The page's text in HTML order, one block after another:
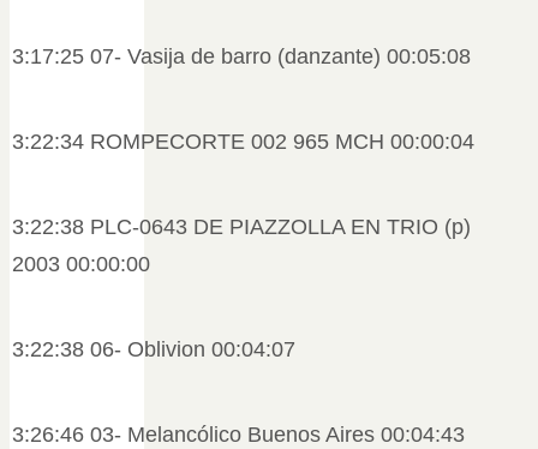
3:17:25 07- Vasija de barro (danzante) 00:05:08
3:22:34 ROMPECORTE 002 965 MCH 00:00:04
3:22:38 PLC-0643 DE PIAZZOLLA EN TRIO (p)
2003 00:00:00
3:22:38 06- Oblivion 00:04:07
3:26:46 03- Melancólico Buenos Aires 00:04:43